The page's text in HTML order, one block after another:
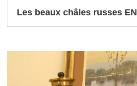
Les beaux châles russes EN